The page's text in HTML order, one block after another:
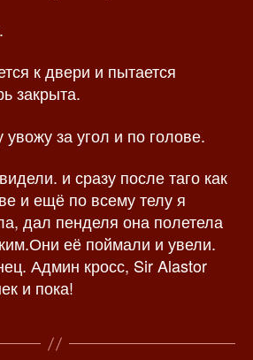
к двери и пытается
закрыта.
за угол и по голове.
и сразу после таго как
и ещё по всему телу я
дал пенделя она полетела
её поймали и увели.
Админ кросс, Sir Alastor
и пока!